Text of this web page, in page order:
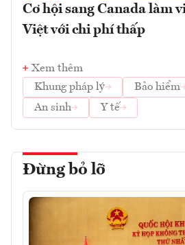
Cơ hội sang Canada làm
Việt với chi phí thấp
Xem thêm
Khung pháp lý
Bảo hiểm
An sinh
Y tế
Đừng bỏ lỡ